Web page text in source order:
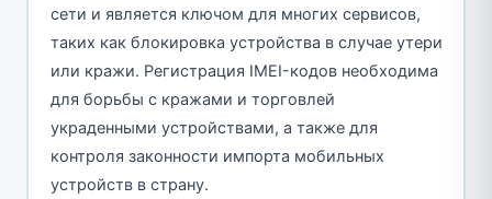
сети и является ключом для многих сервисов,
таких как блокировка устройства в случае утери
или кражи. Регистрация IMEI-кодов необходима
для борьбы с кражами и торговлей
украденными устройствами, а также для
контроля законности импорта мобильных
устройств в страну.